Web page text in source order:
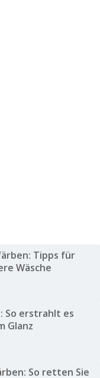
Tipps für
Wäsche
So erstrahlt es
Glanz
So retten Sie